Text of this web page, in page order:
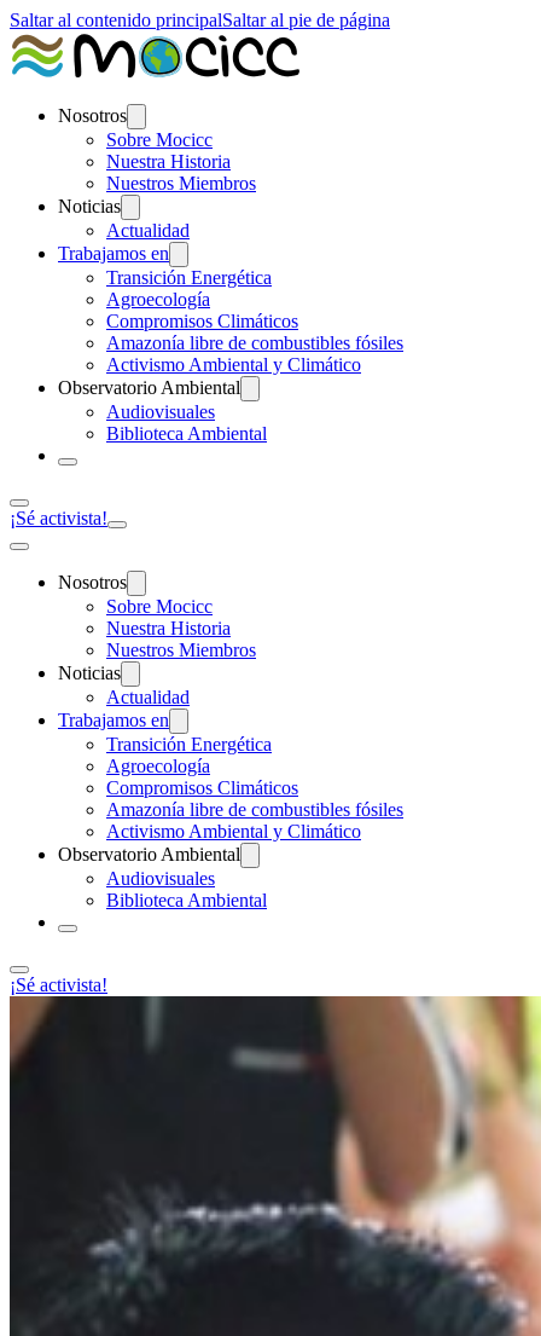
Saltar al contenido principalSaltar al pie de página
Nosotros
Sobre Mocicc
Nuestra Historia
Nuestros Miembros
Noticias
Actualidad
Trabajamos en
Transición Energética
Agroecología
Compromisos Climáticos
Amazonía libre de combustibles fósiles
Activismo Ambiental y Climático
Observatorio Ambiental
Audiovisuales
Biblioteca Ambiental
¡Sé activista!
Nosotros
Sobre Mocicc
Nuestra Historia
Nuestros Miembros
Noticias
Actualidad
Trabajamos en
Transición Energética
Agroecología
Compromisos Climáticos
Amazonía libre de combustibles fósiles
Activismo Ambiental y Climático
Observatorio Ambiental
Audiovisuales
Biblioteca Ambiental
¡Sé activista!